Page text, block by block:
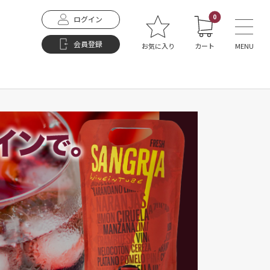
ログイン
会員登録 お気に入り
0
カート MENU